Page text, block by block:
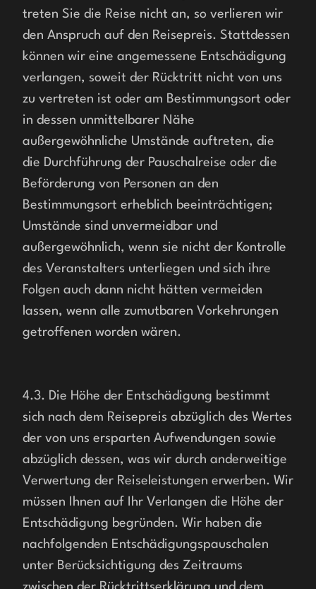
treten Sie die Reise nicht an, so verlieren wir
den Anspruch auf den Reisepreis. Stattdessen
können wir eine angemessene Entschädigung
verlangen, soweit der Rücktritt nicht von uns
zu vertreten ist oder am Bestimmungsort oder
in dessen unmittelbarer Nähe
außergewöhnliche Umstände auftreten, die
die Durchführung der Pauschalreise oder die
Beförderung von Personen an den
Bestimmungsort erheblich beeinträchtigen;
Umstände sind unvermeidbar und
außergewöhnlich, wenn sie nicht der Kontrolle
des Veranstalters unterliegen und sich ihre
Folgen auch dann nicht hätten vermeiden
lassen, wenn alle zumutbaren Vorkehrungen
getroffenen worden wären.
4.3. Die Höhe der Entschädigung bestimmt
sich nach dem Reisepreis abzüglich des Wertes
der von uns ersparten Aufwendungen sowie
abzüglich dessen, was wir durch anderweitige
Verwertung der Reiseleistungen erwerben. Wir
müssen Ihnen auf Ihr Verlangen die Höhe der
Entschädigung begründen. Wir haben die
nachfolgenden Entschädigungspauschalen
unter Berücksichtigung des Zeitraums